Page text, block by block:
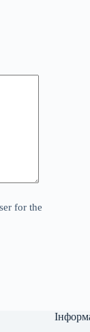
for the